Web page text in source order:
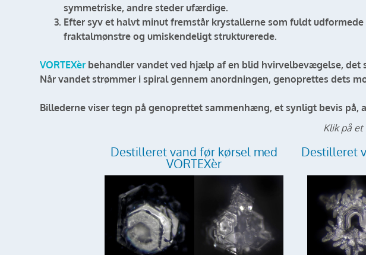
symmetriske, andre steder ufærdige.
Efter syv et halvt minut fremstår krystallerne som fuldt
fraktalmønstre og umiskendeligt strukturerede.
VORTEXèr behandler vandet ved hjælp af en blid hvirvelbevægelse,
Når vandet strømmer i spiral gennem anordningen, genoprettes dets
Billederne viser tegn på genoprettet sammenhæng, et synligt bevis på,
Klik på
Destilleret vand før kørsel med
VORTEXèr
Destilleret